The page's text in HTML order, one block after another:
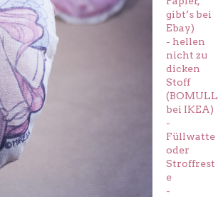
gibt’s bei
Ebay)
- hellen
nicht zu
dicken
Stoff
(BOMULL
bei IKEA)
-
Füllwatte
oder
Stroffrest
e
-